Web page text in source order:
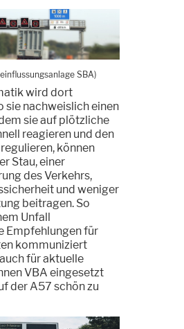
SBA)
wird dort
sie nachweislich einen
sie auf plötzliche
reagieren und den
können
Stau, einer
des Verkehrs,
und weniger
beitragen. So
Unfall
Empfehlungen für
kommuniziert
für aktuelle
VBA eingesetzt
der A57 schön zu